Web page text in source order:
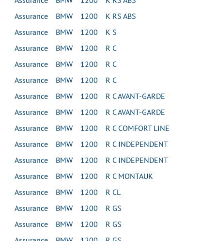
Assurance BMW 1200 K RS ABS
Assurance BMW 1200 K S
Assurance BMW 1200 R C
Assurance BMW 1200 R C
Assurance BMW 1200 R C
Assurance BMW 1200 R C AVANT-GARDE
Assurance BMW 1200 R C AVANT-GARDE
Assurance BMW 1200 R C COMFORT LINE
Assurance BMW 1200 R C INDEPENDENT
Assurance BMW 1200 R C INDEPENDENT
Assurance BMW 1200 R C MONTAUK
Assurance BMW 1200 R CL
Assurance BMW 1200 R GS
Assurance BMW 1200 R GS